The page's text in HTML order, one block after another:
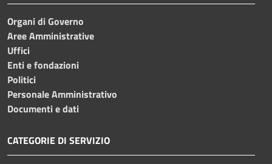
Organi di Governo
Aree Amministrative
Uffici
Enti e fondazioni
Politici
Personale Amministrativo
Documenti e dati
CATEGORIE DI SERVIZIO